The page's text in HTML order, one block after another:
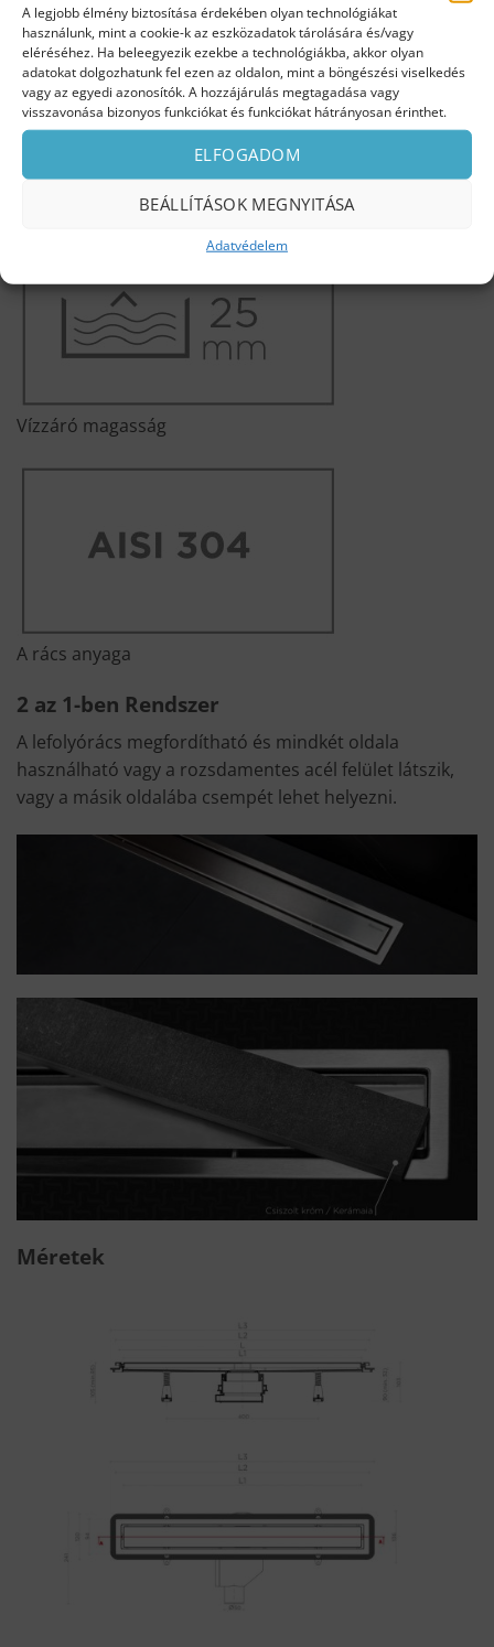
A legjobb élmény biztosítása érdekében olyan technológiákat
használunk, mint a cookie-k az eszközadatok tárolására és/vagy
eléréséhez. Ha beleegyezik ezekbe a technológiákba, akkor olyan
adatokat dolgozhatunk fel ezen az oldalon, mint a böngészési viselkedés
vagy az egyedi azonosítók. A hozzájárulás megtagadása vagy
visszavonása bizonyos funkciókat és funkciókat hátrányosan érinthet.
ELFOGADOM
BEÁLLÍTÁSOK MEGNYITÁSA
Adatvédelem
Forgatható szifon
Vízzáró magasság
A rács anyaga
2 az 1-ben Rendszer
A lefolyórács megfordítható és mindkét oldala
használható vagy a rozsdamentes acél felület látszik,
vagy a másik oldalába csempét lehet helyezni.
Méretek